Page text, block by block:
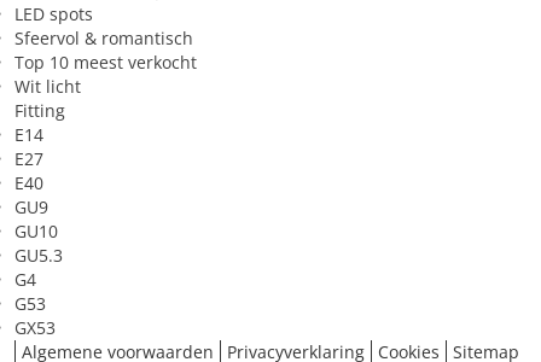
LED spots
Sfeervol & romantisch
Top 10 meest verkocht
Wit licht
Fitting
E14
E27
E40
GU9
GU10
GU5.3
G4
G53
GX53
Algemene voorwaarden
Privacyverklaring Cookies Sitemap